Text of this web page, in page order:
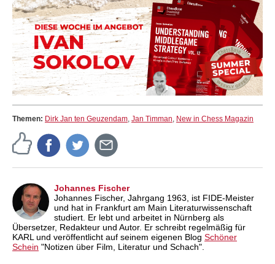
Themen: Dirk Jan ten Geuzendam, Jan Timman, New in Chess Magazin
Johannes Fischer
Johannes Fischer, Jahrgang 1963, ist FIDE-Meister
und hat in Frankfurt am Main Literaturwissenschaft
studiert. Er lebt und arbeitet in Nürnberg als
Übersetzer, Redakteur und Autor. Er schreibt regelmäßig für
KARL und veröffentlicht auf seinem eigenen Blog Schöner
Schein "Notizen über Film, Literatur und Schach".